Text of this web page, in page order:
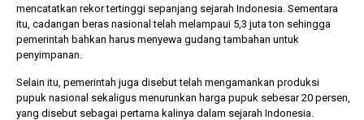
mencatatkan rekor tertinggi sepanjang sejarah Indonesia. Sementara
itu, cadangan beras nasional telah melampaui 5,3 juta ton sehingga
pemerintah bahkan harus menyewa gudang tambahan untuk
penyimpanan.
Selain itu, pemerintah juga disebut telah mengamankan produksi
pupuk nasional sekaligus menurunkan harga pupuk sebesar 20 persen,
yang disebut sebagai pertama kalinya dalam sejarah Indonesia.